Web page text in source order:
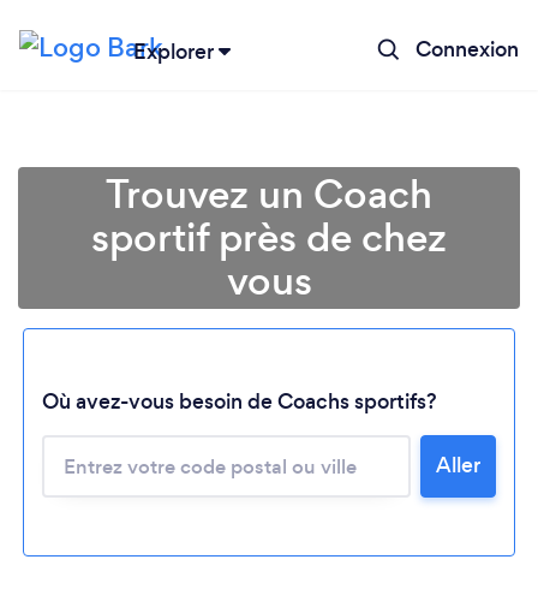
Explorer Connexion
Chargement...
Trouvez un Coach
sportif près de chez
vous
Où avez-vous besoin de Coachs sportifs?
Aller